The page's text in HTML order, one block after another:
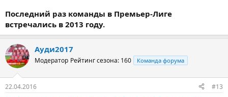
Последний раз команды в Премьер-Лиге
встречались в 2013 году.
Ауди2017
Модератор Рейтинг сезона: 160 Команда форума
22.04.2016 #13